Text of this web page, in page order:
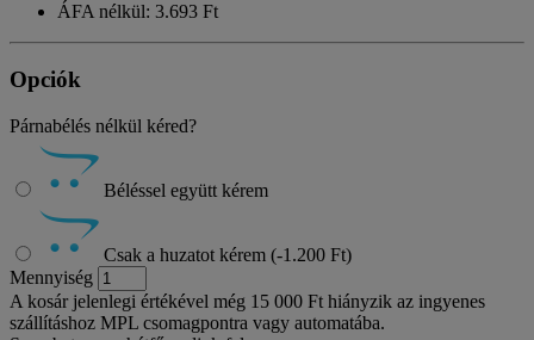
ÁFA nélkül: 3.693 Ft
Opciók
Párnabélés nélkül kéred?
Béléssel együtt kérem
Csak a huzatot kérem (-1.200 Ft)
Mennyiség
A kosár jelenlegi értékével még 15 000 Ft hiányzik az ingyenes
szállításhoz MPL csomagpontra vagy automatába.